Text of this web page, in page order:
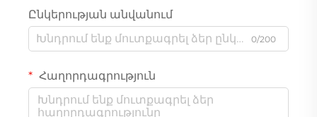
Ընկերության անվանում
0/200
Հաղորդագրություն